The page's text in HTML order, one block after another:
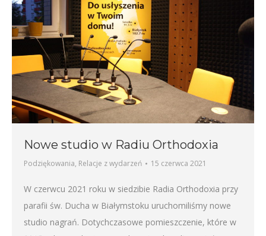
Nowe studio w Radiu Orthodoxia
Podziękowania, Relacje z wydarzeń 15 czerwca 2021
W czerwcu 2021 roku w siedzibie Radia Orthodoxia przy
parafii św. Ducha w Białymstoku uruchomiliśmy nowe
studio nagrań. Dotychczasowe pomieszczenie, które w